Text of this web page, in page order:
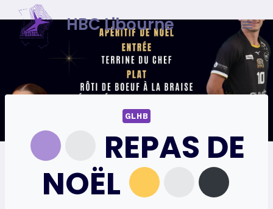
Skip
content
HBC Libourne
GLHB
REPAS DE
NOËL